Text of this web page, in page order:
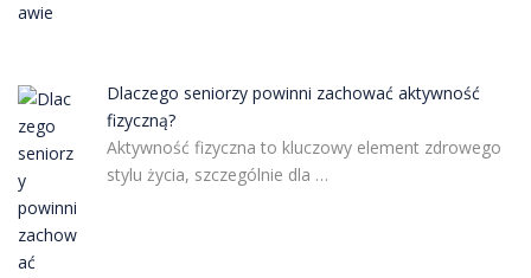
Dlaczego seniorzy powinni zachować aktywność
fizyczną?
Aktywność fizyczna to kluczowy element zdrowego
stylu życia, szczególnie dla …